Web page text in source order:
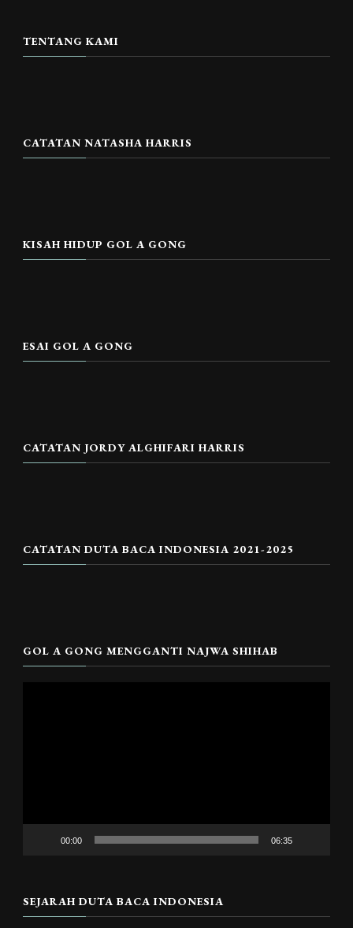
TENTANG KAMI
CATATAN NATASHA HARRIS
KISAH HIDUP GOL A GONG
ESAI GOL A GONG
CATATAN JORDY ALGHIFARI HARRIS
CATATAN DUTA BACA INDONESIA 2021-2025
GOL A GONG MENGGANTI NAJWA SHIHAB
00:00 06:35
SEJARAH DUTA BACA INDONESIA